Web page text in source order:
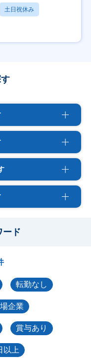
土日祝休み
ード
転勤なし
場企業
賞与あり
以上